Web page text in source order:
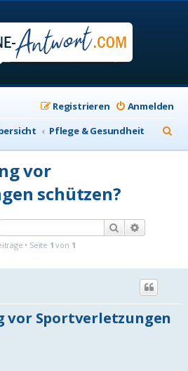
Anmelden
Registrieren
Pflege & Gesundheit
u
vor
schützen?
Suche
• Seite 1 von 1
vor Sportverletzungen